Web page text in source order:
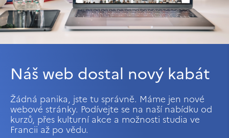
Náš web dostal nový kabát
Žádná panika, jste tu správně. Máme jen nové
webové stránky. Podívejte se na naší nabídku od
kurzů, přes kulturní akce a možnosti studia ve
Francii až po vědu.